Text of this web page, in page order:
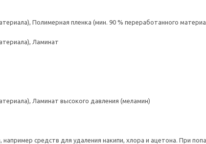
Полимерная пленка (мин. 90 % переработанного
Ламинат
Ламинат высокого давления (меламин)
средств для удаления накипи, хлора и ацетона. При